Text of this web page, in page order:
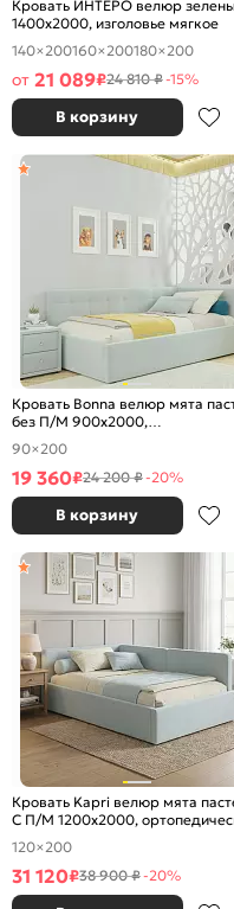
Кровать ИНТЕРО велюр
1400x2000, изголовье мягкое
140×200160×200180×200
от 21 089₽24 810 ₽-15%
В корзину
Кровать Bonna велюр мята
без П/М 900x2000,
ортопедическое основание,
изголовье мягкое
90×200
19 360₽24 200 ₽-20%
В корзину
Кровать Kapri велюр мята
С П/М 1200x2000,
основание, изголовье мягкое
120×200
31 120₽38 900 ₽-20%